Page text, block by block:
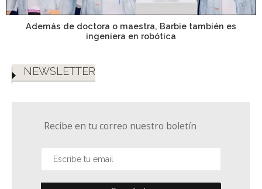
Además de doctora o maestra, Barbie también es
ingeniera en robótica
NEWSLETTER
Recibe en tu correo nuestro boletín